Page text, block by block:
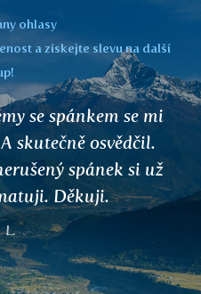
ohlasy
a získejte slevu na další
účinné, pijeme je s
Vybíráme si podle
nálady… (TULSI,
VARUNA, PITTA...).
Děkujeme vám.
Valašsko